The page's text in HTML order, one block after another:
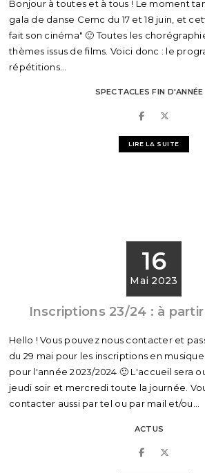
Bonjour à toutes et à tous ! Le moment
gala de danse Cemc du 17 et 18 juin, et
fait son cinéma" 🙂 Toutes les
thèmes issus de films. Voici donc : le
répétitions...
SPECTACLES FIN D'ANNÉE
LIRE LA SUITE
16
Mai 2023
Inscriptions 23/24 : à
Hello ! Vous pouvez nous contacter et
du 29 mai pour les inscriptions en
pour l'année 2023/2024 🙂 L'accueil sera
jeudi soir et mercredi toute la journée.
contacter aussi par tel ou par mail et/ou...
ACTUS